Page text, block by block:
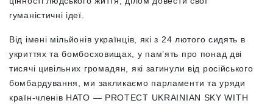
гуманістичні ідеї.
Від імені мільйонів українців, які з 24 лютого сидять в
укриттях та бомбосховищах, у пам’ять про понад дві
тисячі цивільних громадян, які загинули від російського
бомбардування, ми закликаємо парламенти та уряди
країн-членів НАТО — PROTECT UKRAINIAN SKY WITH